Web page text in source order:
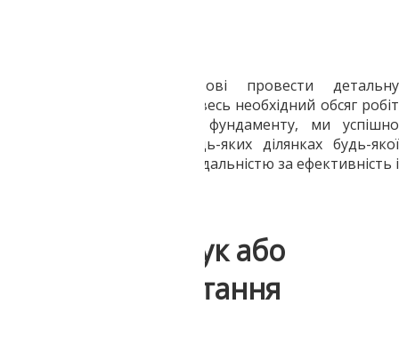
ахівці нашої фірми готові провести детальну
консультацію та здійснити весь необхідний обсяг робіт
для установки пальового фундаменту, ми успішно
проведемо буріння на будь-яких ділянках будь-якої
складності з повною відповідальністю за ефективність і
Напишіть відгук або
поставте запитання